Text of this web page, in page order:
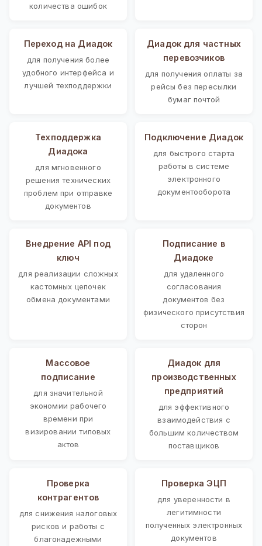
количества ошибок
Переход на Диадок
для получения более
удобного интерфейса и
лучшей техподдержки
Диадок для частных
перевозчиков
для получения оплаты за
рейсы без пересылки
бумаг почтой
Техподдержка
Диадока
для мгновенного
решения технических
проблем при отправке
документов
Подключение Диадок
для быстрого старта
работы в системе
электронного
документооборота
Внедрение API под
ключ
для реализации сложных
кастомных цепочек
обмена документами
Подписание в
Диадоке
для удаленного
согласования
документов без
физического присутствия
сторон
Массовое
подписание
для значительной
экономии рабочего
времени при
визировании типовых
актов
Диадок для
производственных
предприятий
для эффективного
взаимодействия с
большим количеством
поставщиков
Проверка
контрагентов
для снижения налоговых
рисков и работы с
благонадежными
Проверка ЭЦП
для уверенности в
легитимности
полученных электронных
документов